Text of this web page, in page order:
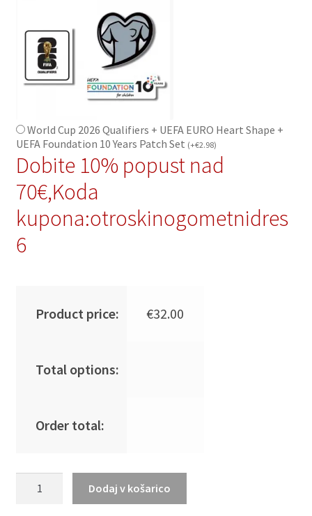
World Cup 2026 Qualifiers + UEFA EURO Heart Shape +
UEFA Foundation 10 Years Patch Set (+€2.98)
Dobite 10% popust nad
70€,Koda
kupona:otroskinogometnidres
6
Product price: €32.00
Total options:
Order total:
Dodaj v košarico